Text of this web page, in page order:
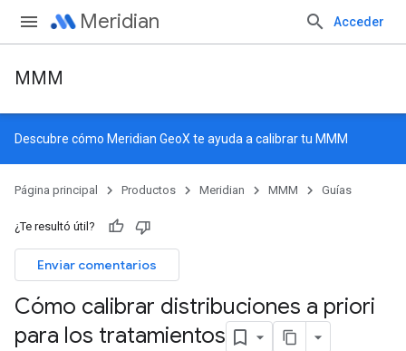
Meridian Acceder
MMM
Descubre cómo Meridian GeoX te ayuda a calibrar tu MMM
Página principal Productos Meridian MMM Guías
¿Te resultó útil?
Enviar comentarios
Cómo calibrar distribuciones a priori
para los tratamientos